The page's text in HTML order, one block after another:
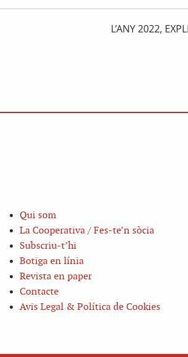
L’ANY 2022,
Qui som
La Cooperativa / Fes-te’n sòcia
Subscriu-t’hi
Botiga en línia
Revista en paper
Contacte
Avis Legal & Política de Cookies